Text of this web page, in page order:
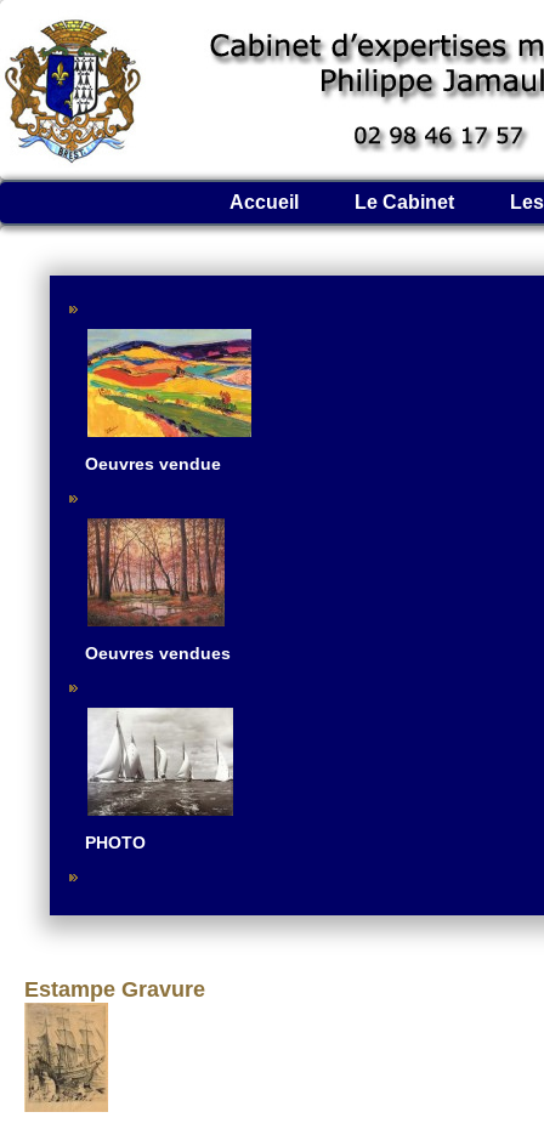
Accueil Le Cabinet
Oeuvres vendue
Oeuvres vendues
PHOTO
Estampe Gravure